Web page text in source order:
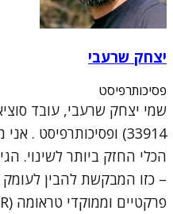
יצחק שרעבי
פסיכותרפיסט
שמי יצחק שרעבי, עובד
33914) ופסיכותרפיסט .
הכלי החזק ביותר לשינוי.
– כזו המבקשת להבין
פרקטיים וממוקדי טראומה (EMDR) כדי לאפשר הקל...